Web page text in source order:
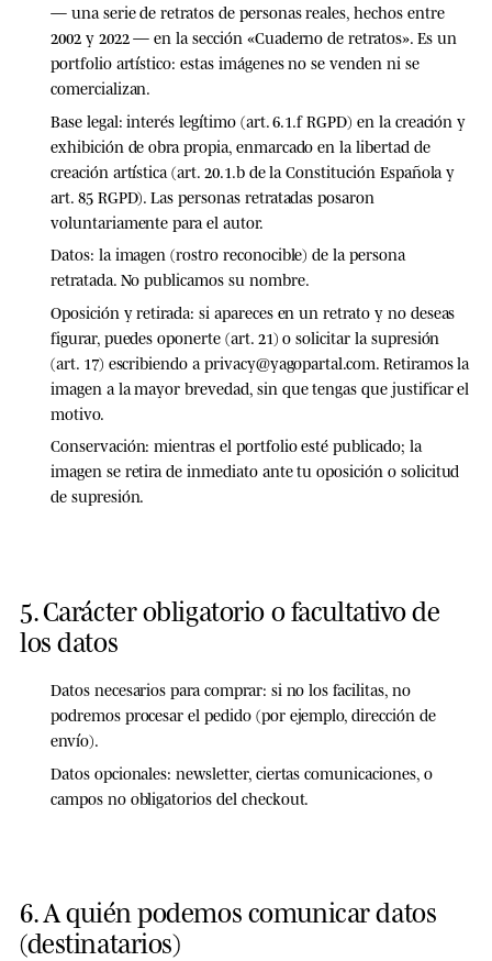
— una serie de retratos de personas reales, hechos entre
2002 y 2022 — en la sección «Cuaderno de retratos». Es un
portfolio artístico: estas imágenes no se venden ni se
comercializan.
Base legal: interés legítimo (art. 6.1.f RGPD) en la creación y
exhibición de obra propia, enmarcado en la libertad de
creación artística (art. 20.1.b de la Constitución Española y
art. 85 RGPD). Las personas retratadas posaron
voluntariamente para el autor.
Datos: la imagen (rostro reconocible) de la persona
retratada. No publicamos su nombre.
Oposición y retirada: si apareces en un retrato y no deseas
figurar, puedes oponerte (art. 21) o solicitar la supresión
(art. 17) escribiendo a privacy@yagopartal.com. Retiramos la
imagen a la mayor brevedad, sin que tengas que justificar el
motivo.
Conservación: mientras el portfolio esté publicado; la
imagen se retira de inmediato ante tu oposición o solicitud
de supresión.
5. Carácter obligatorio o facultativo de
los datos
Datos necesarios para comprar: si no los facilitas, no
podremos procesar el pedido (por ejemplo, dirección de
envío).
Datos opcionales: newsletter, ciertas comunicaciones, o
campos no obligatorios del checkout.
6. A quién podemos comunicar datos
(destinatarios)